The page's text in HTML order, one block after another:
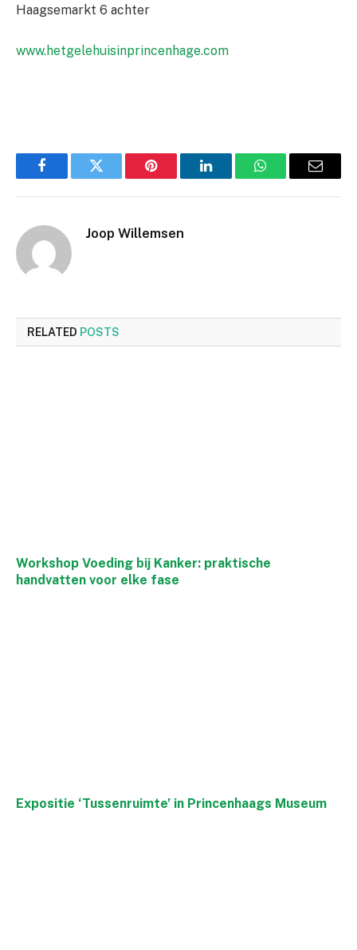
Haagsemarkt 6 achter
www.hetgelehuisinprincenhage.com
FacebookTwitter Pinterest LinkedInWhatsAppEmail
Joop Willemsen
RELATED POSTS
Workshop Voeding bij Kanker: praktische
handvatten voor elke fase
Expositie ‘Tussenruimte’ in Princenhaags Museum